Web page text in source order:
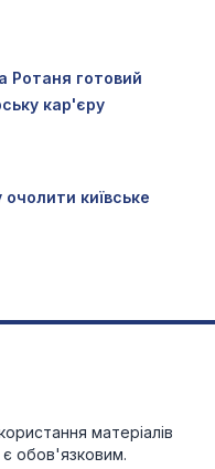
Ротаня готовий
кар'єру
київське
матеріалів
є обов'язковим.